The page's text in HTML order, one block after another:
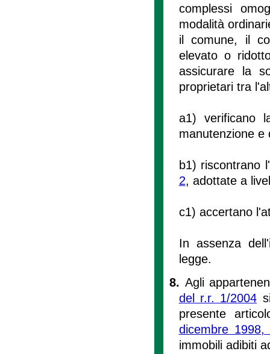
complessi
modalità
il comune, il
elevato o
assicurare la
proprietari tra
a1) verificano
manutenzione e
b1) riscontrano
2, adottate a
c1) accertano
In assenza
legge.
8. Agli
del r.r. 1/2004
presente
dicembre
immobili adibiti